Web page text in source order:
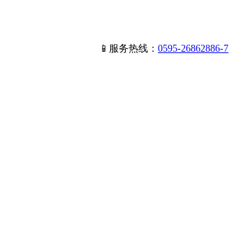
📱服务热线： 0595-26862886-7